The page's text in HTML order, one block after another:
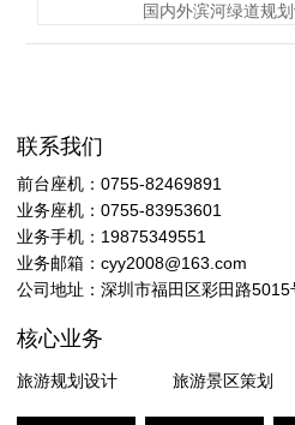
国内外滨河绿道规
联系我们
前台座机：0755-82469891
业务座机：0755-83953601
业务手机：19875349551
业务邮箱：cyy2008@163.com
公司地址：深圳市福田区彩田路
核心业务
旅游规划设计 旅游景区策划